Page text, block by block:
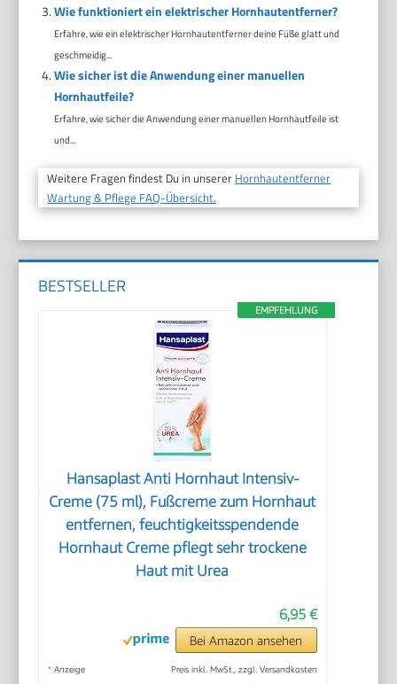
Wie funktioniert ein elektrischer Hornhautentferner?
Erfahre, wie ein elektrischer Hornhautentferner deine Füße glatt und
geschmeidig...
Wie sicher ist die Anwendung einer manuellen
Hornhautfeile?
Erfahre, wie sicher die Anwendung einer manuellen Hornhautfeile ist
und...
Weitere Fragen findest Du in unserer Hornhautentferner
Wartung & Pflege FAQ-Übersicht.
BESTSELLER
EMPFEHLUNG
Hansaplast Anti Hornhaut Intensiv-
Creme (75 ml), Fußcreme zum Hornhaut
entfernen, feuchtigkeitsspendende
Hornhaut Creme pflegt sehr trockene
Haut mit Urea
6,95 €
Bei Amazon ansehen
* Anzeige Preis inkl. MwSt., zzgl. Versandkosten